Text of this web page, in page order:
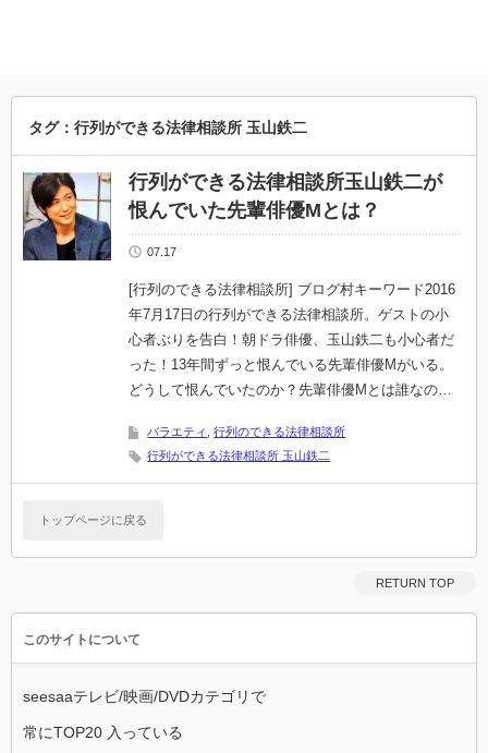
タグ：行列ができる法律相談所 玉山鉄二
行列ができる法律相談所玉山鉄二が
恨んでいた先輩俳優Mとは？
07.17
[行列のできる法律相談所] ブログ村キーワード2016
年7月17日の行列ができる法律相談所。ゲストの小
心者ぶりを告白！朝ドラ俳優、玉山鉄二も小心者だ
った！13年間ずっと恨んでいる先輩俳優Mがいる。
どうして恨んでいたのか？先輩俳優Mとは誰なの…
バラエティ ,行列のできる法律相談所
行列ができる法律相談所 玉山鉄二
トップページに戻る
RETURN TOP
このサイトについて
seesaaテレビ/映画/DVDカテゴリで
常にTOP20 入っている